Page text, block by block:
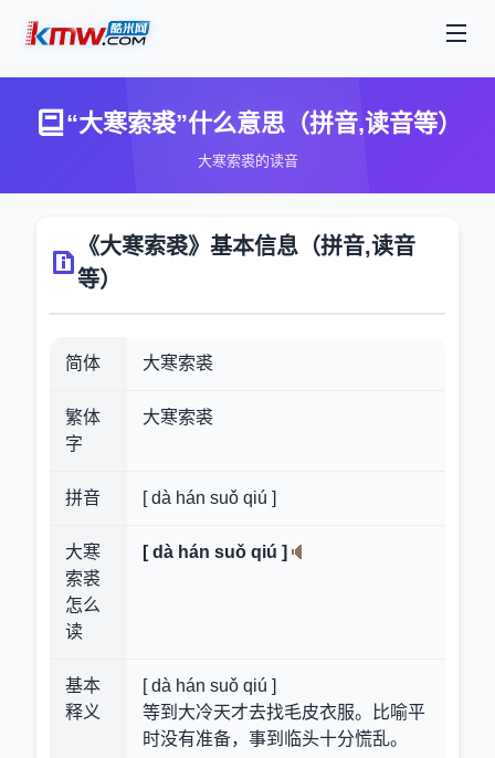
“大寒索裘”什么意思（拼音,读音等）
大寒索裘的读音
《大寒索裘》基本信息（拼音,读音
等）
简体 大寒索裘
繁体
字
大寒索裘
拼音 [ dà hán suǒ qiú ]
大寒
索裘
怎么
读
[ dà hán suǒ qiú ]
基本
释义
[ dà hán suǒ qiú ]
等到大冷天才去找毛皮衣服。比喻平
时没有准备，事到临头十分慌乱。